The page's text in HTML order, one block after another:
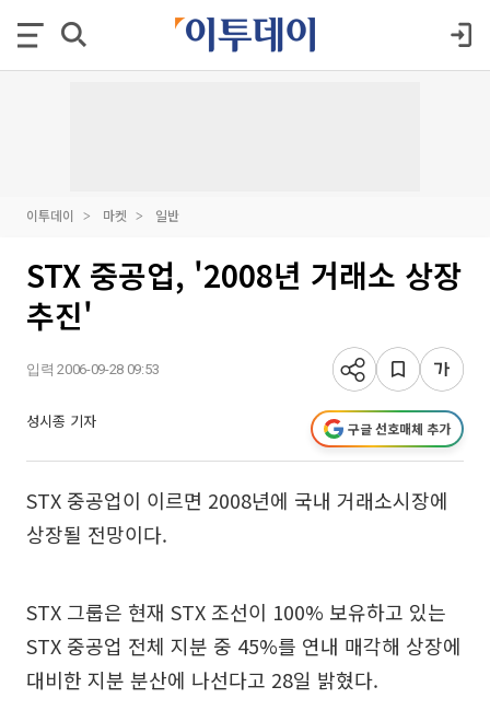
이투데이 마켓 일반
STX 중공업, '2008년 거래소 상장
추진'
입력 2006-09-28 09:53
성시종 기자 구글 선호매체 추가
STX 중공업이 이르면 2008년에 국내 거래소시장에
상장될 전망이다.
STX 그룹은 현재 STX 조선이 100% 보유하고 있는
STX 중공업 전체 지분 중 45%를 연내 매각해 상장에
대비한 지분 분산에 나선다고 28일 밝혔다.